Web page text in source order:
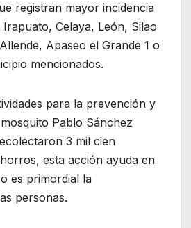
registran mayor incidencia
Celaya, León, Silao
Apaseo el Grande 1 o
mencionados.
para la prevención y
Pablo Sánchez
3 mil cien
esta acción ayuda en
es primordial la
personas.